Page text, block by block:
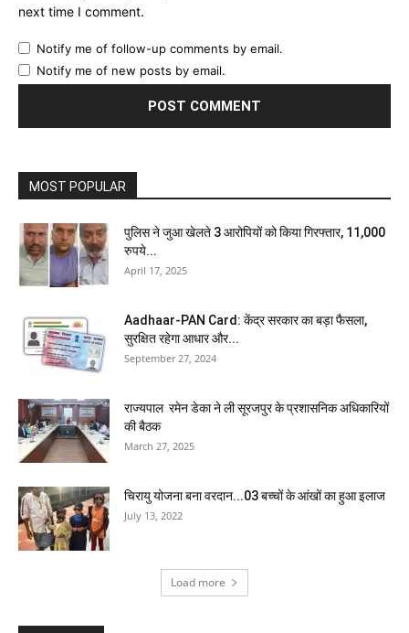
next time I comment.
Notify me of follow-up comments by email.
Notify me of new posts by email.
MOST POPULAR
पुलिस ने जुआ खेलते 3 आरोपियों को किया गिरफ्तार, 11,000
रुपये...
April 17, 2025
Aadhaar-PAN Card: केंद्र सरकार का बड़ा फैसला,
सुरक्षित रहेगा आधार और...
September 27, 2024
राज्यपाल रमेन डेका ने ली सूरजपुर के प्रशासनिक अधिकारियों
की बैठक
March 27, 2025
चिरायु योजना बना वरदान...03 बच्चों के आंखों का हुआ इलाज
July 13, 2022
Load more